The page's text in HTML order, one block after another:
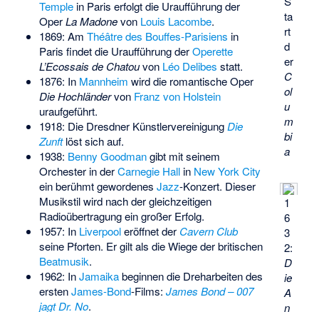
ta
rt
d
er
C
ol
u
m
bi
a
1
6
3
2:
D
ie
A
n
Templein Paris erfolgt die Uraufführung der
OperLa Madonevon Louis Lacombe.
1869: Am Théâtre des Bouffes-Parisiens in
Paris findet die Uraufführung derOperette
L’Ecossais de Chatouvon Léo Delibes statt.
1876: In Mannheim wird die romantische Oper
Die Hochländervon Franz von Holstein
uraufgeführt.
1918: Die Dresdner KünstlervereinigungDie
Zunftlöst sich auf.
1938: Benny Goodmangibt mit seinem
Orchester in derCarnegie Hallin New York City
ein berühmt gewordenes Jazz-Konzert. Dieser
Musikstil wird nach der gleichzeitigen
Radioübertragung ein großer Erfolg.
1957: In Liverpooleröffnet der Cavern Club
seine Pforten. Er gilt als die Wiege der britischen
Beatmusik.
1962: InJamaikabeginnen die Dreharbeiten des
erstenJames-Bond-Films: James Bond – 007
jagt Dr. No.